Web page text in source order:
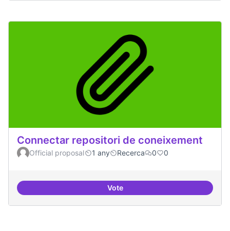
Connectar repositori de coneixement
Official proposal 1 any Recerca 0 0
VoteConnectar repositori de